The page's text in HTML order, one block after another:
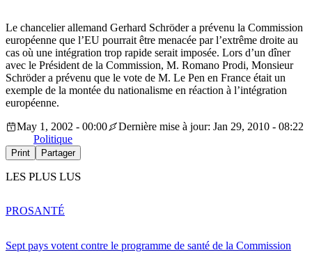
Le chancelier allemand Gerhard Schröder a prévenu la Commission
européenne que l’EU pourrait être menacée par l’extrême droite au
cas où une intégration trop rapide serait imposée. Lors d’un dîner
avec le Président de la Commission, M. Romano Prodi, Monsieur
Schröder a prévenu que le vote de M. Le Pen en France était un
exemple de la montée du nationalisme en réaction à l’intégration
européenne.
May 1, 2002 - 00:00
Dernière mise à jour: Jan 29, 2010 - 08:22
Politique
Print Partager
LES PLUS LUS
Sept pays votent contre le programme de santé de la Commission
PROSANTÉ